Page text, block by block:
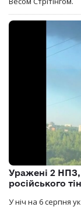
Уражені 2 НПЗ,
російського
У ніч на 6 серпня